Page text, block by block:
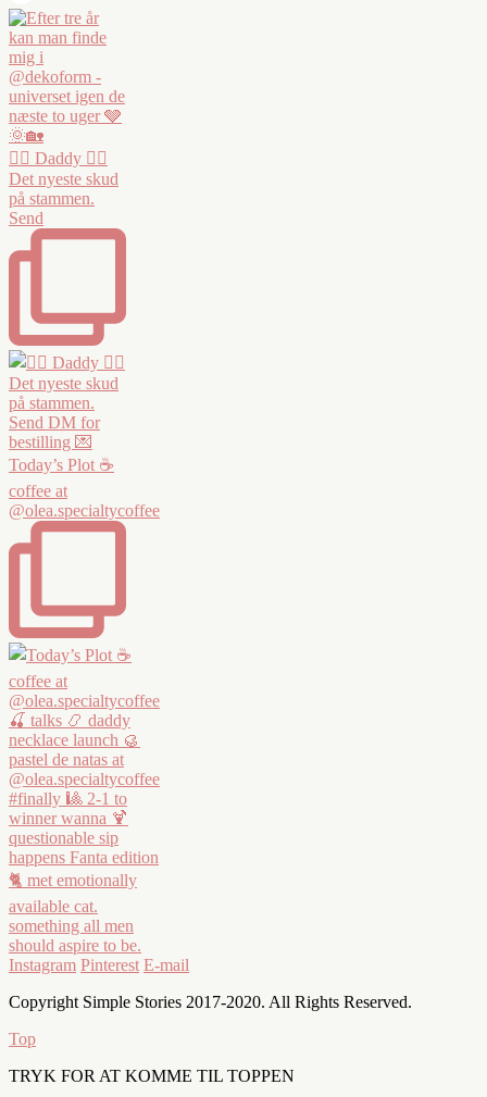
❤️‍🔥 Daddy ❤️‍🔥
Det nyeste skud
på stammen.
Send
Today’s Plot ☕️
coffee at
@olea.specialtycoffee
Instagram Pinterest E-mail
Copyright Simple Stories 2017-2020. All Rights Reserved.
Top
TRYK FOR AT KOMME TIL TOPPEN